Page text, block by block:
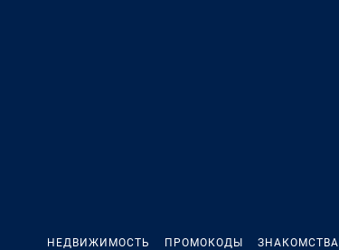
НЕДВИЖИМОСТЬ ПРОМОКОДЫ ЗНАКОМСТВА